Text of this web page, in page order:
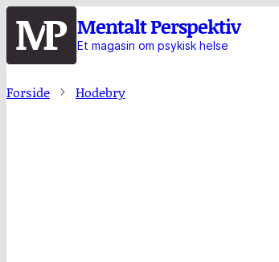
Hopp
til
hovedinnhold
Mentalt Perspektiv
Et magasin om psykisk helse
Forside Hodebry